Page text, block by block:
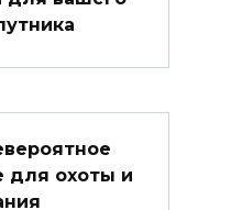
для охоты и